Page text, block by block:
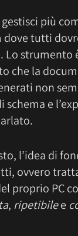
gestisci più
dove tutti
Lo strumento
che la
non
schema e
l’idea di
ovvero
proprio PC
, ripetibilee